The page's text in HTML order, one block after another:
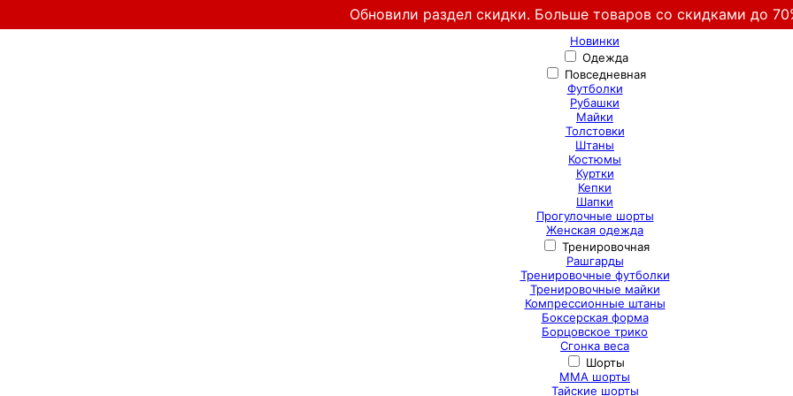
Обновили раздел скидки. Больше товаров со скидками до
Новинки
Одежда
Повседневная
Футболки
Рубашки
Майки
Толстовки
Штаны
Костюмы
Куртки
Кепки
Шапки
Прогулочные шорты
Женская одежда
Тренировочная
Рашгарды
Тренировочные футболки
Тренировочные майки
Компрессионные штаны
Боксерская форма
Борцовское трико
Сгонка веса
Шорты
ММА шорты
Тайские шорты